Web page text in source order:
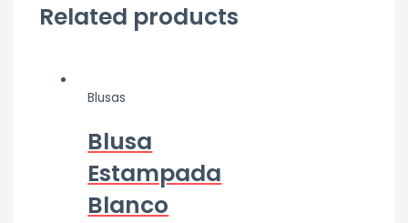
Related products
Blusas
Blusa
Estampada
Blanco